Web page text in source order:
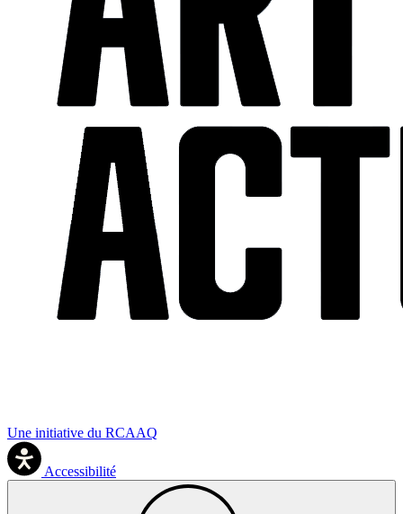
Une initiative du RCAAQ
Accessibilité